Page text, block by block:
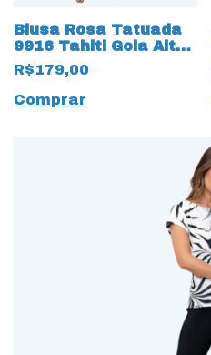
Blusa Rosa Tatuada
9916 Tahiti Gola Alta
Bronze
R$179,00
Comprar